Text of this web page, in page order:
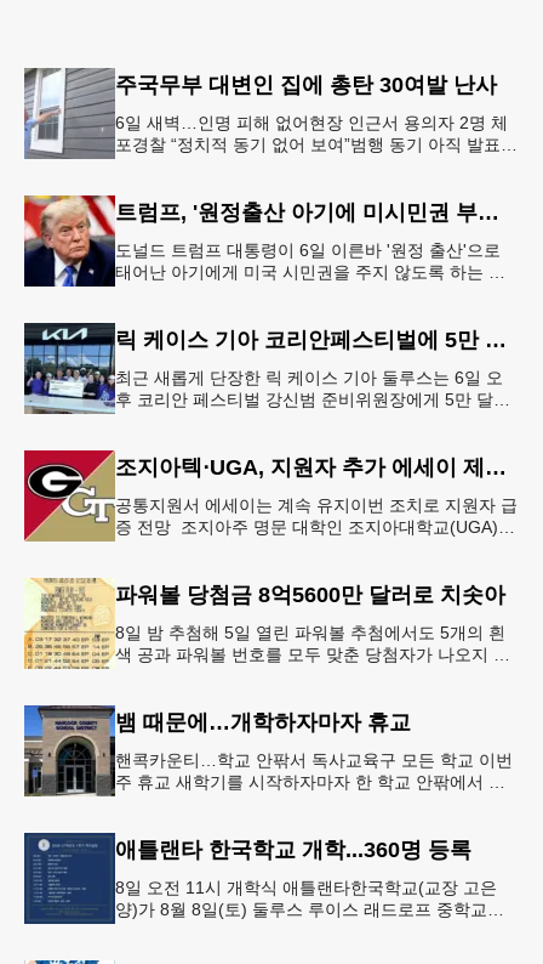
주국무부 대변인 집에 총탄 30여발 난사
6일 새벽…인명 피해 없어현장 인근서 용의자 2명 체
포경찰 “정치적 동기 없어 보여”범행 동기 아직 발표
트럼프, '원정출산 아기에 미시민권 부여 금지' 행정명령 서명
도널드 트럼프 대통령이 6일 이른바 '원정 출산'으로
태어난 아기에게 미국 시민권을 주지 않도록 하는 행
릭 케이스 기아 코리안페스티벌에 5만 달러 후원
최근 새롭게 단장한 릭 케이스 기아 둘루스는 6일 오
후 코리안 페스티벌 강신범 준비위원장에게 5만 달러
조지아텍⋅UGA, 지원자 추가 에세이 제출 폐지
공통지원서 에세이는 계속 유지이번 조치로 지원자 급
증 전망 조지아주 명문 대학인 조지아대학교(UGA)와
파워볼 당첨금 8억5600만 달러로 치솟아
8일 밤 추첨해 5일 열린 파워볼 추첨에서도 5개의 흰
색 공과 파워볼 번호를 모두 맞춘 당첨자가 나오지 않
뱀 때문에…개학하자마자 휴교
핸콕카운티…학교 안팎서 독사교육구 모든 학교 이번
주 휴교 새학기를 시작하자마자 한 학교 안팎에서 잇
애틀랜타 한국학교 개학...360명 등록
8일 오전 11시 개학식 애틀랜타한국학교(교장 고은
양)가 8월 8일(토) 둘루스 루이스 래드로프 중학교에